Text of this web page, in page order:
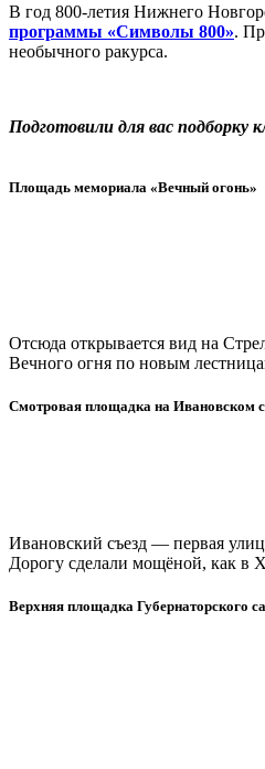
В год 800-летия Нижнего
программы «Символы 800».
необычного ракурса.
Подготовили для вас подборку
Площадь мемориала «Вечный огонь»
Отсюда открывается вид на
Вечного огня по новым
Смотровая площадка на Ивановском
Ивановский съезд — первая
Дорогу сделали мощёной, как в
Верхняя площадка Губернаторского